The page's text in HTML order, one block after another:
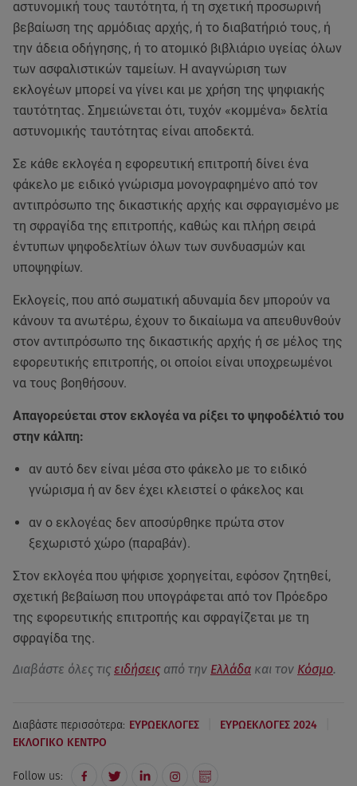
αστυνομική τους ταυτότητα, ή τη σχετική προσωρινή
βεβαίωση της αρμόδιας αρχής, ή το διαβατήριό τους, ή
την άδεια οδήγησης, ή το ατομικό βιβλιάριο υγείας όλων
των ασφαλιστικών ταμείων. H αναγνώριση των
εκλογέων μπορεί να γίνει και με χρήση της ψηφιακής
ταυτότητας. Σημειώνεται ότι, τυχόν «κομμένα» δελτία
αστυνομικής ταυτότητας είναι αποδεκτά.
Σε κάθε εκλογέα η εφορευτική επιτροπή δίνει ένα
φάκελο με ειδικό γνώρισμα μονογραφημένο από τον
αντιπρόσωπο της δικαστικής αρχής και σφραγισμένο με
τη σφραγίδα της επιτροπής, καθώς και πλήρη σειρά
έντυπων ψηφοδελτίων όλων των συνδυασμών και
υποψηφίων.
Εκλογείς, που από σωματική αδυναμία δεν μπορούν να
κάνουν τα ανωτέρω, έχουν το δικαίωμα να απευθυνθούν
στον αντιπρόσωπο της δικαστικής αρχής ή σε μέλος της
εφορευτικής επιτροπής, οι οποίοι είναι υποχρεωμένοι
να τους βοηθήσουν.
Απαγορεύεται στον εκλογέα να ρίξει το ψηφοδέλτιό του
στην κάλπη:
αν αυτό δεν είναι μέσα στο φάκελο με το ειδικό
γνώρισμα ή αν δεν έχει κλειστεί ο φάκελος και
αν ο εκλογέας δεν αποσύρθηκε πρώτα στον
ξεχωριστό χώρο (παραβάν).
Στον εκλογέα που ψήφισε χορηγείται, εφόσον ζητηθεί,
σχετική βεβαίωση που υπογράφεται από τον Πρόεδρο
της εφορευτικής επιτροπής και σφραγίζεται με τη
σφραγίδα της.
Διαβάστε όλες τις ειδήσεις από την Ελλάδα και τον Κόσμο.
Διαβάστε περισσότερα: ΕΥΡΩΕΚΛΟΓΕΣ ΕΥΡΩΕΚΛΟΓΕΣ 2024
ΕΚΛΟΓΙΚΟ ΚΕΝΤΡΟ
Follow us: